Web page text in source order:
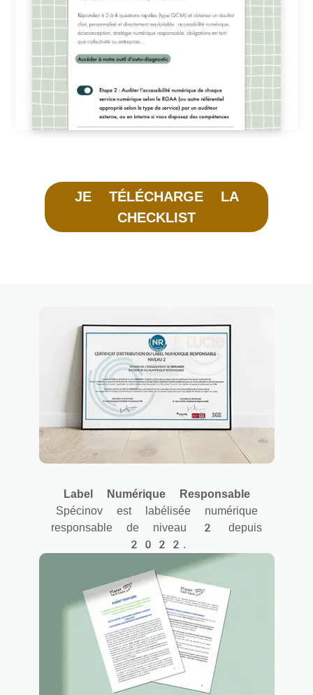
JE TÉLÉCHARGE LA
CHECKLIST
Label Numérique Responsable
Spécinov est labélisée numérique
responsable de niveau 2 depuis
2022.